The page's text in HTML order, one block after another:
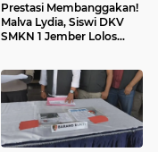
Prestasi Membanggakan!
Malva Lydia, Siswi DKV
SMKN 1 Jember Lolos